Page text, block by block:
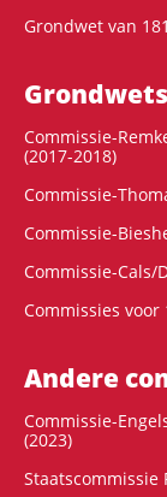
Grondwet van
Commissie-
(2017-2018)
Commissie-
Commissie-
Commissie-Cals/
Commissies voor
Andere
Commissie-
(2023)
Staatscommissie